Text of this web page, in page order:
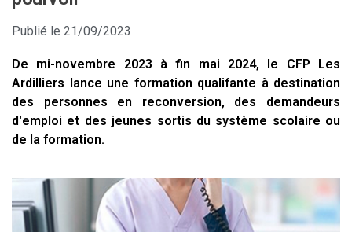
Publié le 21/09/2023
De mi-novembre 2023 à fin mai 2024, le CFP Les
Ardilliers lance une formation qualifante à destination
des personnes en reconversion, des demandeurs
d'emploi et des jeunes sortis du système scolaire ou
de la formation.